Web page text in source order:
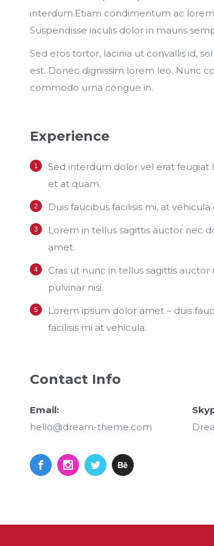
interdum.Etiam condimentum ac
Suspendisse iaculis dolor in mauris
Sed eros tortor, lacinia ut convallis id,
est. Donec dignissim lorem leo. Nunc
commodo urna congue in.
Experience
Sed interdum dolor vel erat feugiat
et at quam.
Duis faucibus facilisis mi, at vehicula
Lorem in tellus sagittis auctor nec
amet.
Cras ut nunc in tellus sagittis auctor
pulvinar nisi.
Lorem ipsum dolor amet – duis
facilisis mi at vehicula.
Contact Info
Email:
hello@dream-theme.com